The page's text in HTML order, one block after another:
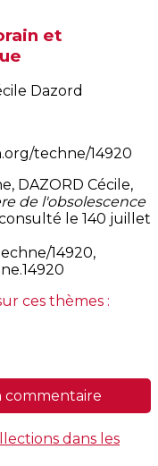
et
Dazord
techne/14920
DAZORD Cécile,
de l'obsolescence
le 140 juillet
14920,
ces thèmes :
commentaire